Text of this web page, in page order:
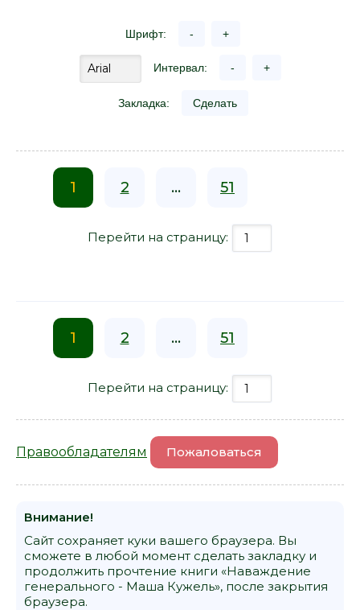
Шрифт: - +
Интервал: - +
Закладка: Сделать
1 2 ... 51
Перейти на страницу:
1 2 ... 51
Перейти на страницу:
Правообладателям Пожаловаться
Внимание!
Сайт сохраняет куки вашего браузера. Вы
сможете в любой момент сделать закладку и
продолжить прочтение книги «Наваждение
генерального - Маша Кужель», после закрытия
браузера.